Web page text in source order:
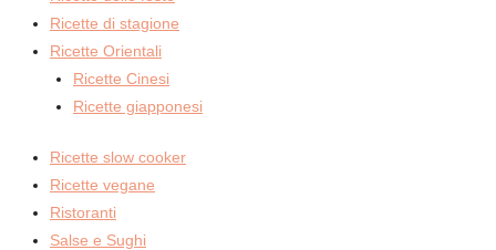
Ricette di stagione
Ricette Orientali
Ricette Cinesi
Ricette giapponesi
Ricette slow cooker
Ricette vegane
Ristoranti
Salse e Sughi